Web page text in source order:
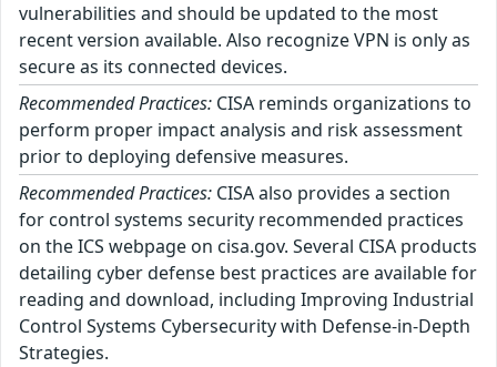
vulnerabilities and should be updated to the most
recent version available. Also recognize VPN is only as
secure as its connected devices.
Recommended Practices: CISA reminds organizations to
perform proper impact analysis and risk assessment
prior to deploying defensive measures.
Recommended Practices: CISA also provides a section
for control systems security recommended practices
on the ICS webpage on cisa.gov. Several CISA products
detailing cyber defense best practices are available for
reading and download, including Improving Industrial
Control Systems Cybersecurity with Defense-in-Depth
Strategies.